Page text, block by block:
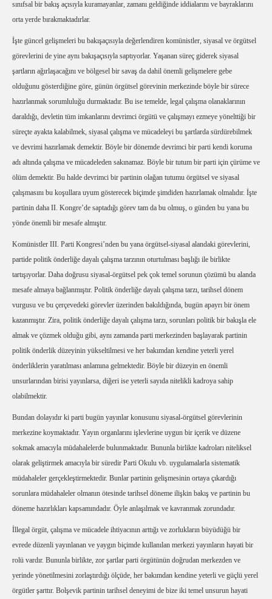
sınıfsal bir bakış açısıyla kuramayanlar, zamanı geldiğinde iddialarını ve bayraklarını
orta yerde bırakmaktadırlar.
İşte güncel gelişmeleri bu bakışaçısıyla değerlendiren komünistler, siyasal ve örgütsel
görevlerini de yine aynı bakışaçısıyla saptıyorlar. Yaşanan süreç giderek siyasal
şartların ağırlaşacağını ve bölgesel bir savaş da dahil önemli gelişmelere gebe
olduğunu gösterdiğine göre, günün örgütsel görevinin merkezinde böyle bir sürece
hazırlanmak sorumluluğu durmaktadır. Bu ise temelde, legal çalışma olanaklarının
daraldığı, devletin tüm imkanlarını devrimci örgütü ve çalışmayı ezmeye yönelttiği bir
süreçte ayakta kalabilmek, siyasal çalışma ve mücadeleyi bu şartlarda sürdürebilmek
ve devrimi hazırlamak demektir. Böyle bir dönemde devrimci bir parti kendi koruma
adı altında çalışma ve mücadeleden sakınamaz. Böyle bir tutum bir parti için çürüme ve
ölüm demektir. Bu halde devrimci bir partinin olağan tutumu örgütsel ve siyasal
çalışmasını bu koşullara uyum gösterecek biçimde şimdiden hazırlamak olmalıdır. İşte
partinin daha II. Kongre’de saptadığı görev tam da bu olmuş, o günden bu yana bu
yönde önemli bir mesafe almıştır.
Komünistler III. Parti Kongresi’nden bu yana örgütsel-siyasal alandaki görevlerini,
partide politik önderliğe dayalı çalışma tarzının oturtulması başlığı ile birlikte
tartışıyorlar. Daha doğrusu siyasal-örgütsel pek çok temel sorunun çözümü bu alanda
mesafe almaya bağlanmıştır. Politik önderliğe dayalı çalışma tarzı, tarihsel dönem
vurgusu ve bu çerçevedeki görevler üzerinden bakıldığında, bugün apayrı bir önem
kazanmıştır. Zira, politik önderliğe dayalı çalışma tarzı, sorunları politik bir bakışla ele
almak ve çözmek olduğu gibi, aynı zamanda parti merkezinden başlayarak partinin
politik önderlik düzeyinin yükseltilmesi ve her bakımdan kendine yeterli yerel
önderliklerin yaratılması anlamına gelmektedir. Böyle bir düzeyin en önemli
unsurlarından birisi yayınlarsa, diğeri ise yeterli sayıda nitelikli kadroya sahip
olabilmektir.
Bundan dolayıdır ki parti bugün yayınlar konusunu siyasal-örgütsel görevlerinin
merkezine koymaktadır. Yayın organlarını işlevlerine uygun bir içerik ve düzene
sokmak amacıyla müdahalelerde bulunmaktadır. Bununla birlikte kadroları niteliksel
olarak geliştirmek amacıyla bir süredir Parti Okulu vb. uygulamalarla sistematik
müdahaleler gerçekleştirmektedir. Bunlar partinin gelişmesinin ortaya çıkardığı
sorunlara müdahaleler olmanın ötesinde tarihsel döneme ilişkin bakış ve partinin bu
döneme hazırlıkları kapsamındadır. Öyle anlaşılmak ve kavranmak zorundadır.
İllegal örgüt, çalışma ve mücadele ihtiyacının arttığı ve zorlukların büyüdüğü bir
evrede düzenli yayınlanan ve yaygın biçimde kullanılan merkezi yayınların hayati bir
rolü vardır. Bununla birlikte, zor şartlar parti örgütünün doğrudan merkezden ve
yerinde yönetilmesini zorlaştırdığı ölçüde, her bakımdan kendine yeterli ve güçlü yerel
örgütler şarttır. Bolşevik partinin tarihsel deneyimi de bize iki temel unsurun hayati